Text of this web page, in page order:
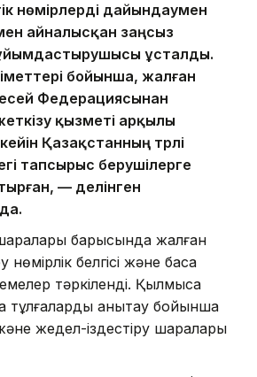
нөмірлерді дайындаумен
айналысқан заңсыз
ұсталды.
бойынша, жалған
Федерациясынан
қызметі арқылы
Қазақстанның түрлі
тапсырыс берушілерге
— делінген
барысында жалған
нөмірлік белгісі және басқа
тәркіленді. Қылмысқа
тұлғаларды анықтау бойынша
жедел-іздестіру шаралары